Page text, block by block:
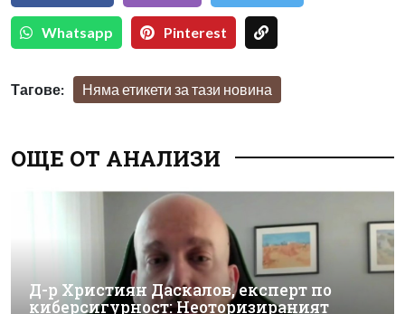
Whatsapp Pinterest
Тагове: Няма етикети за тази новина
ОЩЕ ОТ АНАЛИЗИ
Д-р Християн Даскалов, експерт по
киберсигурност: Неоторизираният